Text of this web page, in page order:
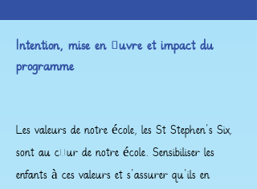
Intention, mise en œuvre et impact du
programme
Les valeurs de notre école, les St Stephen's Six,
sont au cœur de notre école. Sensibiliser les
enfants à ces valeurs et s'assurer qu'ils en